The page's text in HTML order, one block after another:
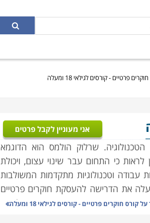
פרטיים - קורסים לגילאי 18 ומעלה
אני מעוניין לקבל פרטים
שרלוק הולמס הוא הדוגמא
כי התחום עבר שינוי עצום, ויכולת
וטכנולוגיות מתקדמות המשולבות
מעלה את הדרישה להעסקת חוקרים פרטיים
ומסקרנת דבר ההופך אותו לאחת
עלקורס חוקרים פרטיים - קורסים לגילאי 18 ומעלה